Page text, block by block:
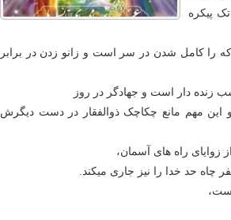
پیکره
که را کامل شدن در سر است و زانو زدن در برابر
زنده دار است و جهادگر در روز
مهم مانع چکاچک ذوالفقار در دست دیگرش
زوایای راه های آسمان،
حد خدا را نیز جاری میکند.